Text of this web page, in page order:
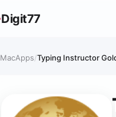
Digit77
MacApps/Typing Instructor